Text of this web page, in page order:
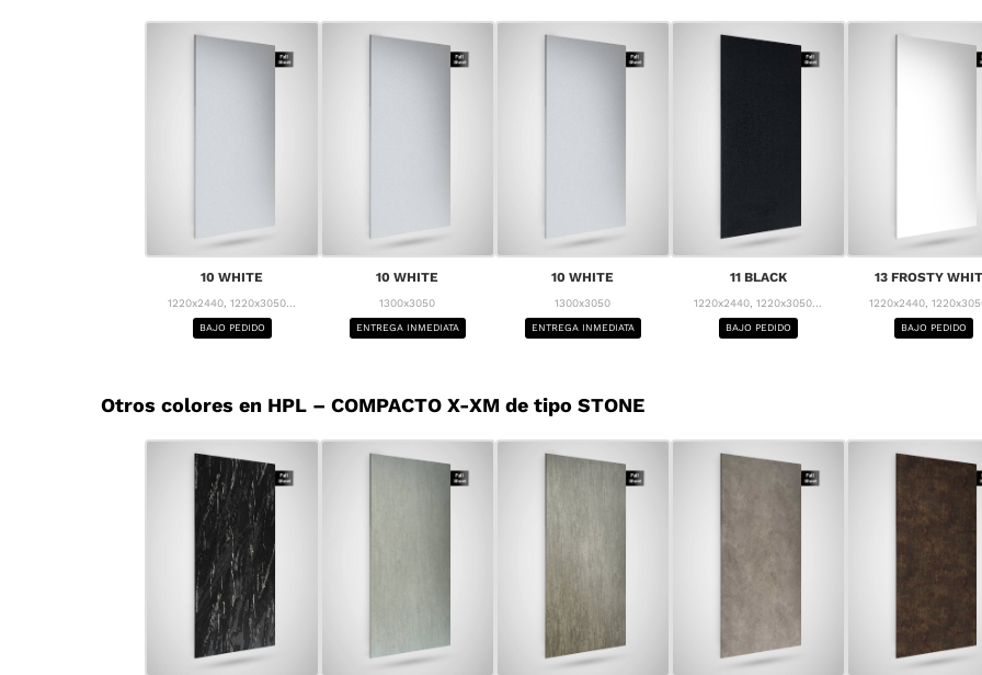
10 WHITE
1220x2440, 1220x3050...
BAJO PEDIDO
10 WHITE
1300x3050
ENTREGA INMEDIATA
10 WHITE
1300x3050
ENTREGA INMEDIATA
11 BLACK
1220x2440, 1220x3050...
BAJO PEDIDO
13 FROSTY
1220x2440,
BAJO PEDIDO
Otros colores en HPL – COMPACTO X-XM de tipo STONE